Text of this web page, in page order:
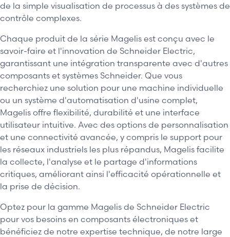
de la simple visualisation de processus à des systèmes de
contrôle complexes.
Chaque produit de la série Magelis est conçu avec le
savoir-faire et l'innovation de Schneider Electric,
garantissant une intégration transparente avec d'autres
composants et systèmes Schneider. Que vous
recherchiez une solution pour une machine individuelle
ou un système d'automatisation d'usine complet,
Magelis offre flexibilité, durabilité et une interface
utilisateur intuitive. Avec des options de personnalisation
et une connectivité avancée, y compris le support pour
les réseaux industriels les plus répandus, Magelis facilite
la collecte, l'analyse et le partage d'informations
critiques, améliorant ainsi l'efficacité opérationnelle et
la prise de décision.
Optez pour la gamme Magelis de Schneider Electric
pour vos besoins en composants électroniques et
bénéficiez de notre expertise technique, de notre large